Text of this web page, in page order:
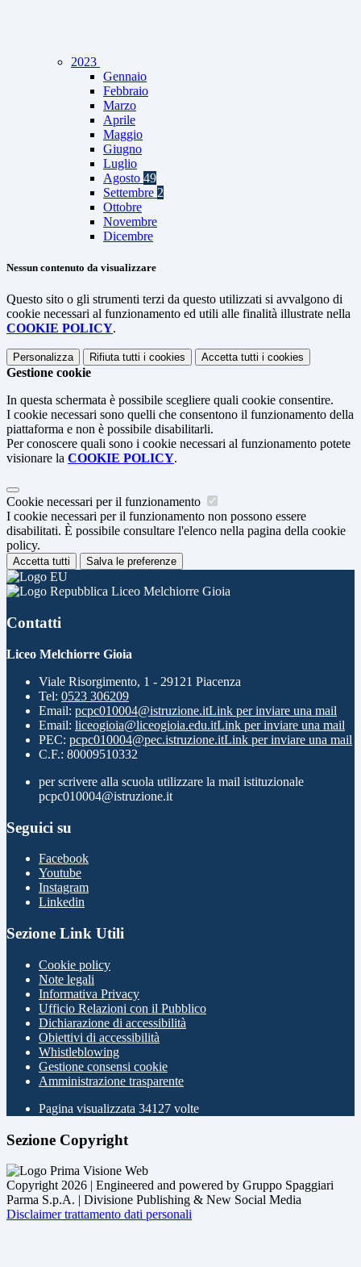
2023
Gennaio
Febbraio
Marzo
Aprile
Maggio
Giugno
Luglio
Agosto 49
Settembre 2
Ottobre
Novembre
Dicembre
Nessun contenuto da visualizzare
Questo sito o gli strumenti terzi da questo utilizzati si avvalgono di
cookie necessari al funzionamento ed utili alle finalità illustrate nella
COOKIE POLICY.
Personalizza Rifiuta tutti i cookies Accetta tutti i cookies
Gestione cookie
In questa schermata è possibile scegliere quali cookie consentire.
I cookie necessari sono quelli che consentono il funzionamento della
piattaforma e non è possibile disabilitarli.
Per conoscere quali sono i cookie necessari al funzionamento potete
visionare la COOKIE POLICY.
Cookie necessari per il funzionamento
I cookie necessari per il funzionamento non possono essere
disabilitati. È possibile consultare l'elenco nella pagina della cookie
policy.
Accetta tutti Salva le preferenze
Liceo Melchiorre Gioia
Contatti
Liceo Melchiorre Gioia
Viale Risorgimento, 1 - 29121 Piacenza
Tel: 0523 306209
Email: pcpc010004@istruzione.itLink per inviare una mail
Email: liceogioia@liceogioia.edu.itLink per inviare una mail
PEC: pcpc010004@pec.istruzione.itLink per inviare una mail
C.F.: 80009510332
per scrivere alla scuola utilizzare la mail istituzionale
pcpc010004@istruzione.it
Seguici su
Facebook
Youtube
Instagram
Linkedin
Sezione Link Utili
Cookie policy
Note legali
Informativa Privacy
Ufficio Relazioni con il Pubblico
Dichiarazione di accessibilità
Obiettivi di accessibilità
Whistleblowing
Gestione consensi cookie
Amministrazione trasparente
Pagina visualizzata 34127 volte
Sezione Copyright
Copyright 2026 | Engineered and powered by Gruppo Spaggiari
Parma S.p.A. | Divisione Publishing & New Social Media
Disclaimer trattamento dati personali